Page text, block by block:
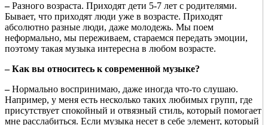
–Разного возраста. Приходят дети 5-7 лет с родителями.
Бывает, что приходят люди уже в возрасте. Приходят
абсолютно разные люди, даже молодежь. Мы поем
неформально, мы переживаем, стараемся передать эмоции,
поэтому такая музыка интересна в любом возрасте.
– Как вы относитесь к современной музыке?
–Нормально воспринимаю, даже иногда что-то слушаю.
Например, у меня есть несколько таких любимых групп, где
присутствует спокойный и отвязный стиль, который помогает
мне расслабиться. Если музыка несет в себе элемент, который